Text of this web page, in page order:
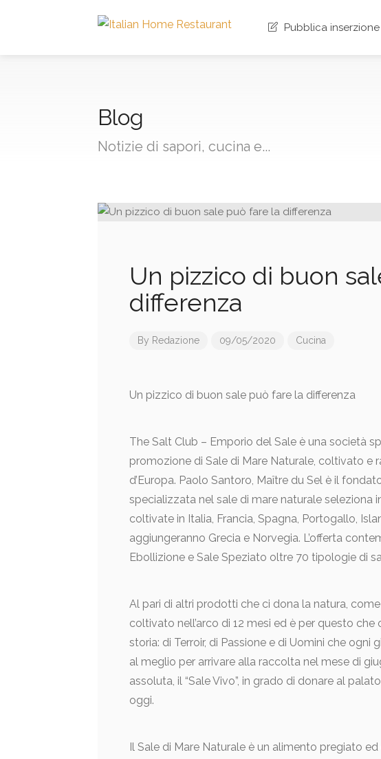
Pubblica inserzione
Blog
Notizie di sapori, cucina e...
Un pizzico di buon
differenza
By Redazione 09/05/2020 Cucina
Un pizzico di buon sale può fare la differenza
The Salt Club – Emporio del Sale è una società
promozione di Sale di Mare Naturale, coltivato e
d’Europa. Paolo Santoro, Maître du Sel è il
specializzata nel sale di mare naturale seleziona
coltivate in Italia, Francia, Spagna, Portogallo,
aggiungeranno Grecia e Norvegia. L’offerta
Ebollizione e Sale Speziato oltre 70 tipologie di
Al pari di altri prodotti che ci dona la natura,
coltivato nell’arco di 12 mesi ed è per questo
storia: di Terroir, di Passione e di Uomini che
al meglio per arrivare alla raccolta nel mese di
assoluta, il “Sale Vivo”, in grado di donare al
oggi.
Il Sale di Mare Naturale è un alimento pregiato